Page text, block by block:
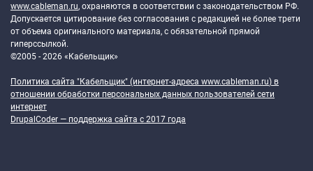
www.cableman.ru, охраняются в соответствии с законодательством РФ.
Допускается цитирование без согласования с редакцией не более трети
от объема оригинального материала, с обязательной прямой
гиперссылкой.
©2005 - 2026 «Кабельщик»
Политика сайта "Кабельщик" (интернет-адреса www.cableman.ru) в
отношении обработки персональных данных пользователей сети
интернет
DrupalCoder — поддержка сайта c 2017 года